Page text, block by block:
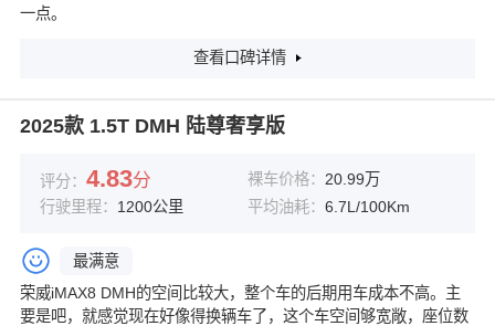
一点。
查看口碑详情
2025款 1.5T DMH 陆尊奢享版
评分： 4.83分 裸车价格： 20.99万
行驶里程： 1200公里 平均油耗： 6.7L/100Km
最满意
荣威iMAX8 DMH的空间比较大，整个车的后期用车成本不高。主
要是吧，就感觉现在好像得换辆车了，这个车空间够宽敞，座位数